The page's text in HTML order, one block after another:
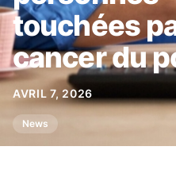
touchées
cancer du
AVRIL 7, 2026
News